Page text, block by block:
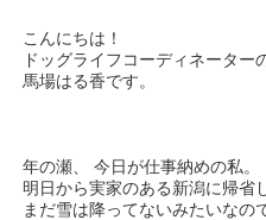
こんにちは！
ドッグライフコーディネーター
馬場はる香です。
年の瀬、 今日が仕事納めの私。
明日から実家のある新潟に帰省
まだ雪は降ってないみたいなの